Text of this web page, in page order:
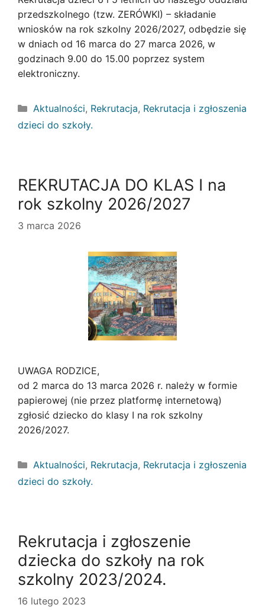
przedszkolnego (tzw. ZERÓWKI) – składanie
wniosków na rok szkolny 2026/2027, odbędzie się
w dniach od 16 marca do 27 marca 2026, w
godzinach 9.00 do 15.00 poprzez system
elektroniczny.
Kategorie
Aktualności, Rekrutacja, Rekrutacja i zgłoszenia
dzieci do szkoły.
REKRUTACJA DO KLAS I na
rok szkolny 2026/2027
3 marca 2026
UWAGA RODZICE,
od 2 marca do 13 marca 2026 r. należy w formie
papierowej (nie przez platformę internetową)
zgłosić dziecko do klasy I na rok szkolny
2026/2027.
Kategorie
Aktualności, Rekrutacja, Rekrutacja i zgłoszenia
dzieci do szkoły.
Rekrutacja i zgłoszenie
dziecka do szkoły na rok
szkolny 2023/2024.
16 lutego 2023